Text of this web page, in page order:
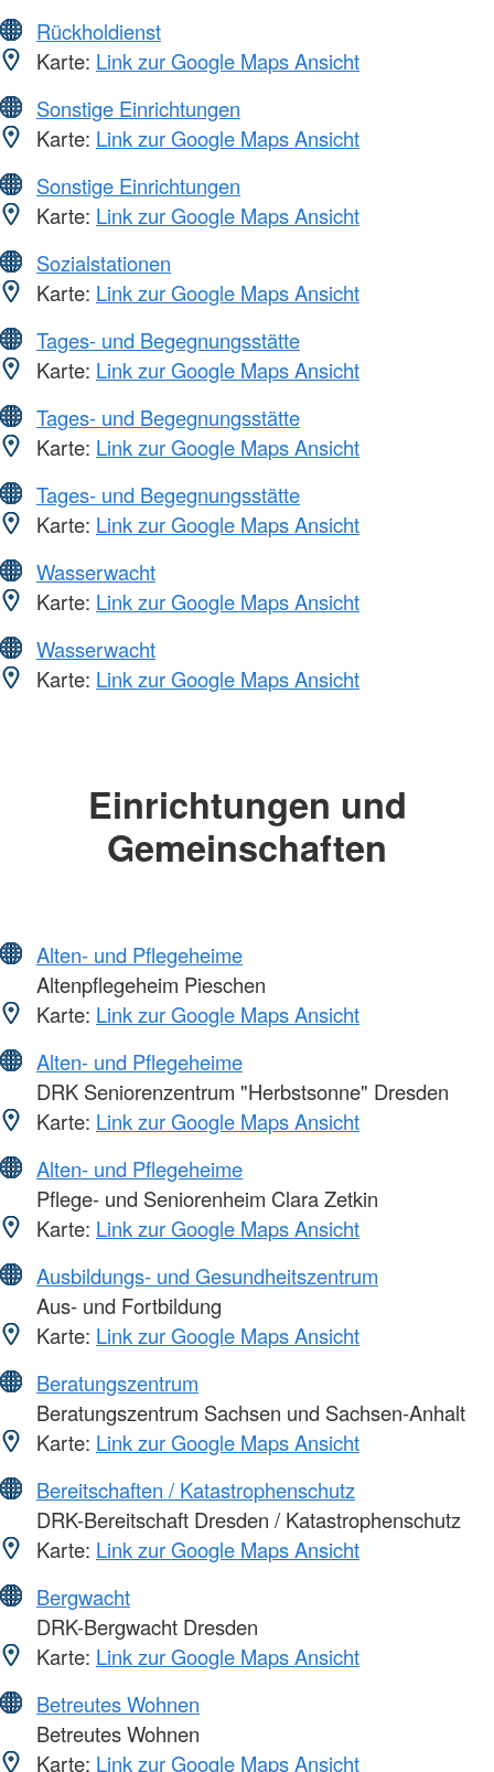
Rückholdienst
Karte: Link zur Google Maps Ansicht
Sonstige Einrichtungen
Karte: Link zur Google Maps Ansicht
Sonstige Einrichtungen
Karte: Link zur Google Maps Ansicht
Sozialstationen
Karte: Link zur Google Maps Ansicht
Tages- und Begegnungsstätte
Karte: Link zur Google Maps Ansicht
Tages- und Begegnungsstätte
Karte: Link zur Google Maps Ansicht
Tages- und Begegnungsstätte
Karte: Link zur Google Maps Ansicht
Wasserwacht
Karte: Link zur Google Maps Ansicht
Wasserwacht
Karte: Link zur Google Maps Ansicht
Einrichtungen und
Gemeinschaften
Alten- und Pflegeheime
Altenpflegeheim Pieschen
Karte: Link zur Google Maps Ansicht
Alten- und Pflegeheime
DRK Seniorenzentrum "Herbstsonne" Dresden
Karte: Link zur Google Maps Ansicht
Alten- und Pflegeheime
Pflege- und Seniorenheim Clara Zetkin
Karte: Link zur Google Maps Ansicht
Ausbildungs- und Gesundheitszentrum
Aus- und Fortbildung
Karte: Link zur Google Maps Ansicht
Beratungszentrum
Beratungszentrum Sachsen und Sachsen-Anhalt
Karte: Link zur Google Maps Ansicht
Bereitschaften / Katastrophenschutz
DRK-Bereitschaft Dresden / Katastrophenschutz
Karte: Link zur Google Maps Ansicht
Bergwacht
DRK-Bergwacht Dresden
Karte: Link zur Google Maps Ansicht
Betreutes Wohnen
Betreutes Wohnen
Karte: Link zur Google Maps Ansicht